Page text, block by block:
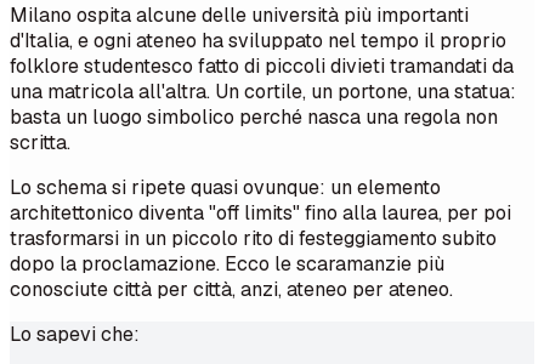
Milano ospita alcune delle università più importanti
d'Italia, e ogni ateneo ha sviluppato nel tempo il proprio
folklore studentesco fatto di piccoli divieti tramandati da
una matricola all'altra. Un cortile, un portone, una statua:
basta un luogo simbolico perché nasca una regola non
scritta.
Lo schema si ripete quasi ovunque: un elemento
architettonico diventa "off limits" fino alla laurea, per poi
trasformarsi in un piccolo rito di festeggiamento subito
dopo la proclamazione. Ecco le scaramanzie più
conosciute città per città, anzi, ateneo per ateneo.
Lo sapevi che: